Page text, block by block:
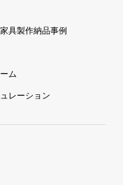
具製作納品事例
ム
レーション